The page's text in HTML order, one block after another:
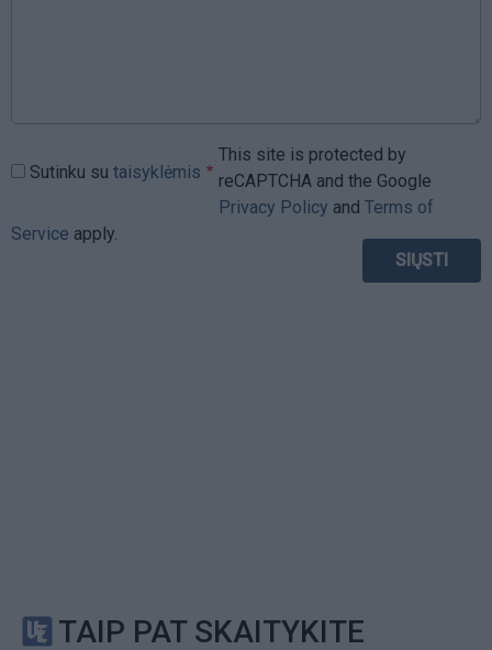
Sutinku su taisyklėmis
This site is protected by
reCAPTCHA and the Google
Privacy Policy and Terms of
Service apply.
TAIP PAT SKAITYKITE